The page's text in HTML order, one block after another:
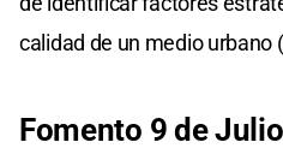
calidad de un medio urbano
Fomento 9 de Julio